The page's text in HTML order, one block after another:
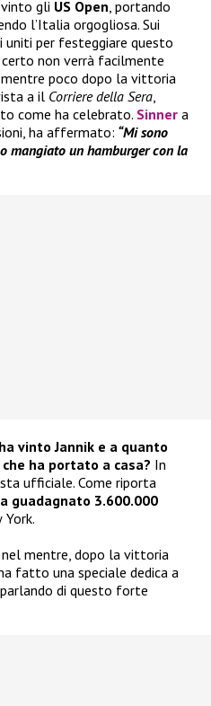
gli US Open, portando
l’Italia orgogliosa. Sui
per festeggiare questo
non verrà facilmente
poco dopo la vittoria
a il Corriere della Sera,
come ha celebrato. Sinner a
ha affermato: “Mi sono
mangiato un hamburger con la
vinto Jannik e a quanto
ha portato a casa? In
ufficiale. Come riporta
guadagnato 3.600.000
mentre, dopo la vittoria
fatto una speciale dedica a
di questo forte